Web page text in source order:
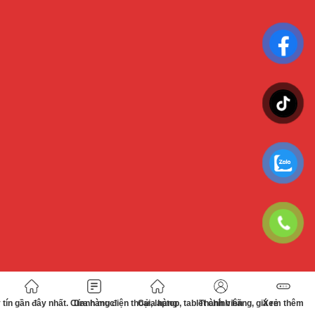
gần đây nhất. Cửa hàng điện thoại, laptop, tablet chính hãng, giá rẻ
Danh mục Cửa hàng Thành viên Xem thêm